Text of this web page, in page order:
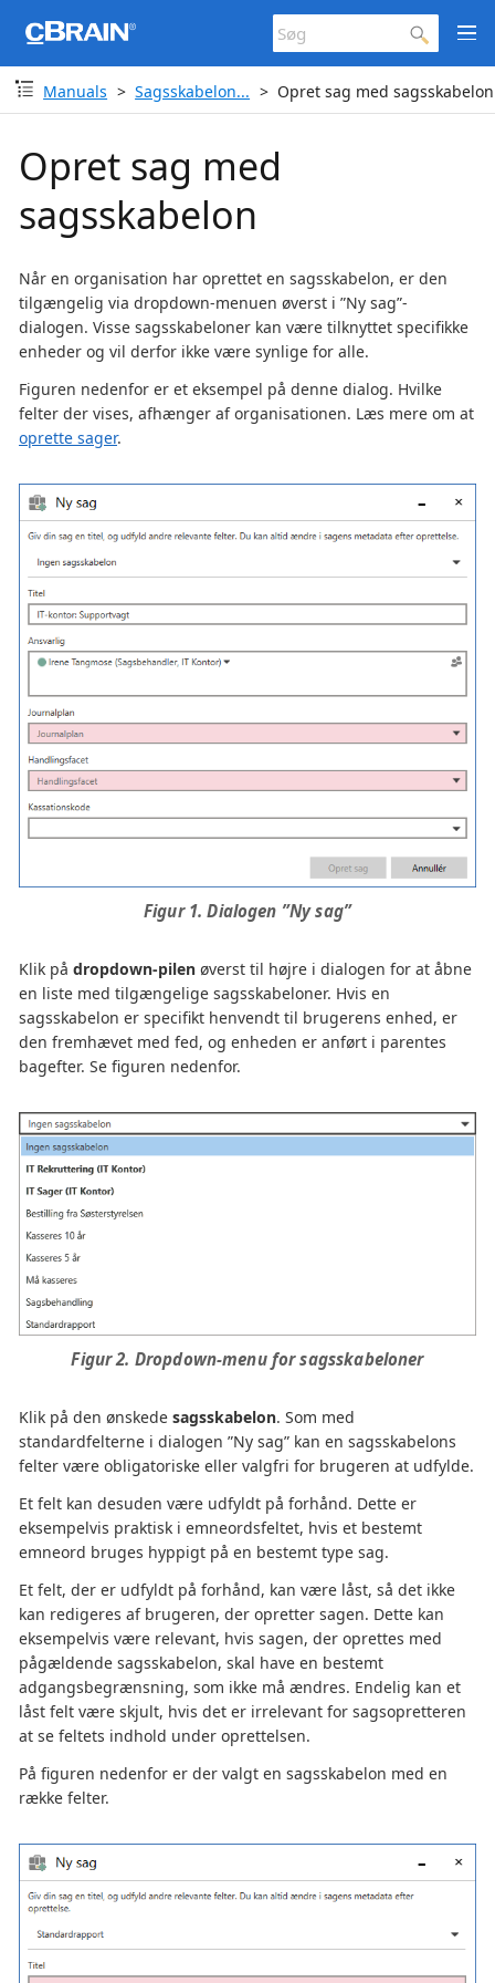
Manuals Sagsskabelon... Opret sag med sagsskabelon
Opret sag med
sagsskabelon
Når en organisation har oprettet en sagsskabelon, er den
tilgængelig via dropdown-menuen øverst i ”Ny sag”-
dialogen. Visse sagsskabeloner kan være tilknyttet specifikke
enheder og vil derfor ikke være synlige for alle.
Figuren nedenfor er et eksempel på denne dialog. Hvilke
felter der vises, afhænger af organisationen. Læs mere om at
oprette sager.
Figur 1. Dialogen ”Ny sag”
Klik på dropdown-pilen øverst til højre i dialogen for at åbne
en liste med tilgængelige sagsskabeloner. Hvis en
sagsskabelon er specifikt henvendt til brugerens enhed, er
den fremhævet med fed, og enheden er anført i parentes
bagefter. Se figuren nedenfor.
Figur 2. Dropdown-menu for sagsskabeloner
Klik på den ønskede sagsskabelon. Som med
standardfelterne i dialogen ”Ny sag” kan en sagsskabelons
felter være obligatoriske eller valgfri for brugeren at udfylde.
Et felt kan desuden være udfyldt på forhånd. Dette er
eksempelvis praktisk i emneordsfeltet, hvis et bestemt
emneord bruges hyppigt på en bestemt type sag.
Et felt, der er udfyldt på forhånd, kan være låst, så det ikke
kan redigeres af brugeren, der opretter sagen. Dette kan
eksempelvis være relevant, hvis sagen, der oprettes med
pågældende sagsskabelon, skal have en bestemt
adgangsbegrænsning, som ikke må ændres. Endelig kan et
låst felt være skjult, hvis det er irrelevant for sagsopretteren
at se feltets indhold under oprettelsen.
På figuren nedenfor er der valgt en sagsskabelon med en
række felter.